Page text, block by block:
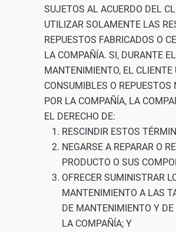
SUJETOS AL ACUERDO DEL
UTILIZAR SOLAMENTE LAS
REPUESTOS FABRICADOS O
LA COMPAÑÍA. SI, DURANTE
MANTENIMIENTO, EL CLIENTE
CONSUMIBLES O REPUESTOS
POR LA COMPAÑÍA, LA
EL DERECHO DE:
RESCINDIR ESTOS
NEGARSE A REPARAR O
PRODUCTO O SUS
OFRECER SUMINISTRAR
MANTENIMIENTO A LAS
DE MANTENIMIENTO Y DE
LA COMPAÑÍA; Y